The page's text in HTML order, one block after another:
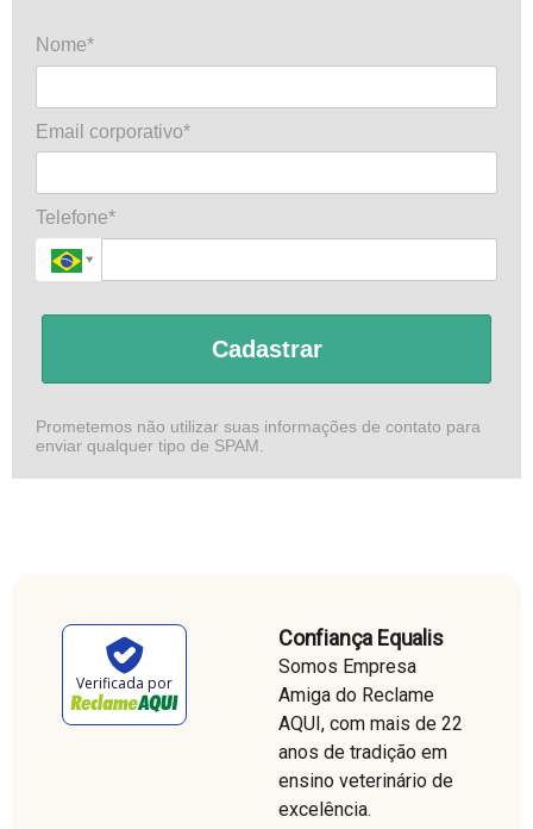
Nome*
Email corporativo*
Telefone*
Cadastrar
Prometemos não utilizar suas informações de contato para
enviar qualquer tipo de SPAM.
Verificada por
Confiança Equalis
Somos Empresa
Amiga do Reclame
AQUI, com mais de 22
anos de tradição em
ensino veterinário de
excelência.